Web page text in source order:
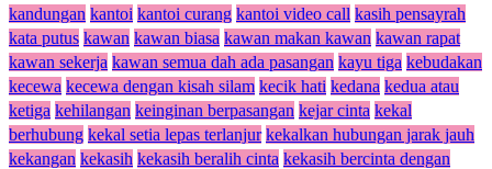
kandungan kantoi kantoi curang kantoi video call kasih pensayrah
kata putus kawan kawan biasa kawan makan kawan kawan rapat
kawan sekerja kawan semua dah ada pasangan kayu tiga kebudakan
kecewa kecewa dengan kisah silam kecik hati kedana kedua atau
ketiga kehilangan keinginan berpasangan kejar cinta kekal
berhubung kekal setia lepas terlanjur kekalkan hubungan jarak jauh
kekangan kekasih kekasih beralih cinta kekasih bercinta dengan